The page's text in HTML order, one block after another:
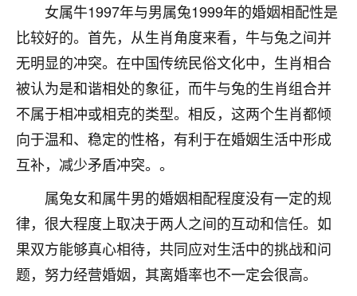
女属牛1997年与男属兔1999年的婚姻相配性是
比较好的。首先，从生肖角度来看，牛与兔之间并
无明显的冲突。在中国传统民俗文化中，生肖相合
被认为是和谐相处的象征，而牛与兔的生肖组合并
不属于相冲或相克的类型。相反，这两个生肖都倾
向于温和、稳定的性格，有利于在婚姻生活中形成
互补，减少矛盾冲突。。
属兔女和属牛男的婚姻相配程度没有一定的规
律，很大程度上取决于两人之间的互动和信任。如
果双方能够真心相待，共同应对生活中的挑战和问
题，努力经营婚姻，其离婚率也不一定会很高。
刚找老师做了补财库，希望财运更好一点！
2小时前 来自海南
梦醒时分
我女儿高二叛逆，大半年不上学，一说她就要死要活
的，把我们两口子愁的不行，朋友给我推荐的慧来老
师，一开始我是病急乱投医，这半年来，法事一个个
做完，我女儿跟变了个人一样，不期望她能考多好的
大学，只要能安安稳稳的把书读了，身体心理都健健
康康的我就很知足了！
鹿森：可怜天下父母心啊！
3小时前 来自河北